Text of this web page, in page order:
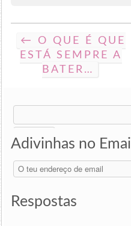
← O QUE É QUE
ESTÁ SEMPRE A
BATER…
Search
for:
Adivinhas no Email
O
teu
de
Respostas